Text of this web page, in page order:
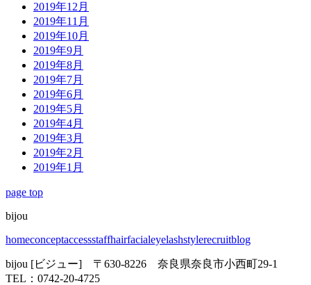
2019年12月
2019年11月
2019年10月
2019年9月
2019年8月
2019年7月
2019年6月
2019年5月
2019年4月
2019年3月
2019年2月
2019年1月
page top
bijou
homeconceptaccessstaffhairfacialeyelashstylerecruitblog
bijou [ビジュー] 〒630-8226 奈良県奈良市小西町29-1
TEL：0742-20-4725